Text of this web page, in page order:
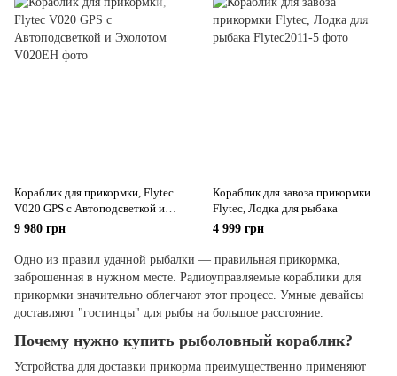
Кораблик для прикормки, Flytec
V020 GPS с Автоподсветкой и
Эхолотом
9 980 грн
Кораблик для завоза прикормки
Flyteс, Лодка для рыбака
4 999 грн
Одно из правил удачной рыбалки — правильная прикормка,
заброшенная в нужном месте. Радиоуправляемые кораблики для
прикормки значительно облегчают этот процесс. Умные девайсы
доставляют "гостинцы" для рыбы на большое расстояние.
Почему нужно купить рыболовный кораблик?
Устройства для доставки прикорма преимущественно применяют